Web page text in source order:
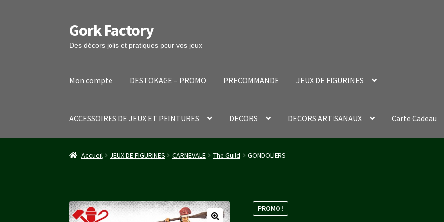
Aller
à
la
Aller
au
contenu
Gork Factory
Des décors jolis et pratiques pour vos jeux
Mon compte DESTOKAGE – PROMO PRECOMMANDE JEUX DE FIGURINES
ACCESSOIRES DE JEUX ET PEINTURES DECORS DECORS ARTISANAUX Carte Cadeau
Accueil CGV Mon comptePanier Stripe Payment Success PageValidation de la commande
Accueil JEUX DE FIGURINES CARNEVALE The Guild GONDOLIERS
PROMO !